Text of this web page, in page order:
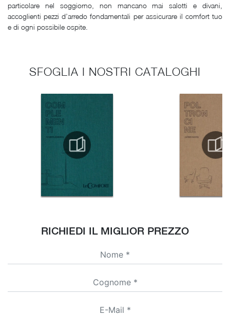
particolare nel soggiorno, non mancano mai salotti e divani,
accoglienti pezzi d’arredo fondamentali per assicurare il comfort tuo
e di ogni possibile ospite.
SFOGLIA I NOSTRI CATALOGHI
RICHIEDI IL MIGLIOR PREZZO